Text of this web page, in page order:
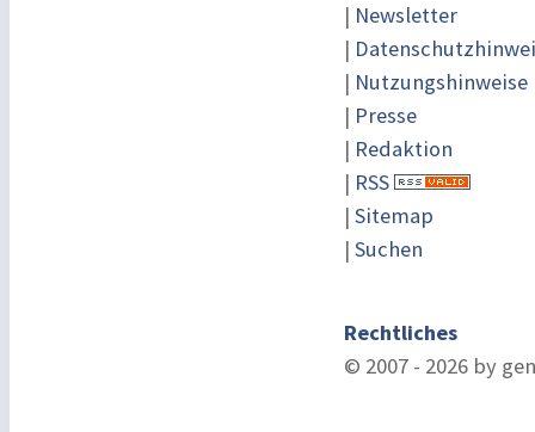
| Newsletter
|
| Nutzungshinweise
| Presse
| Redaktion
| RSS
| Sitemap
| Suchen
Rechtliches
© 2007 - 2026 by